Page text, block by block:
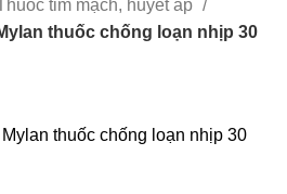
tim mạch, huyết áp
thuốc chống loạn nhịp 30